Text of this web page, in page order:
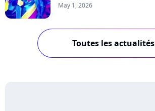
May 1, 2026
Toutes les actualités